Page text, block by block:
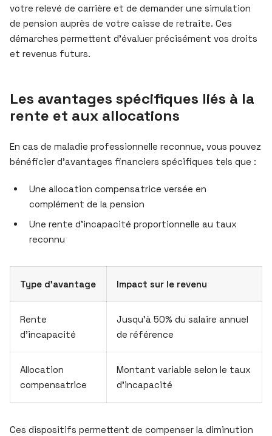
votre relevé de carrière et de demander une simulation
de pension auprès de votre caisse de retraite. Ces
démarches permettent d’évaluer précisément vos droits
et revenus futurs.
Les avantages spécifiques liés à la
rente et aux allocations
En cas de maladie professionnelle reconnue, vous pouvez
bénéficier d’avantages financiers spécifiques tels que :
Une allocation compensatrice versée en
complément de la pension
Une rente d’incapacité proportionnelle au taux
reconnu
Type d’avantage Impact sur le revenu
Rente
d’incapacité
Jusqu’à 50% du salaire annuel
de référence
Allocation
compensatrice
Montant variable selon le taux
d’incapacité
Ces dispositifs permettent de compenser la diminution